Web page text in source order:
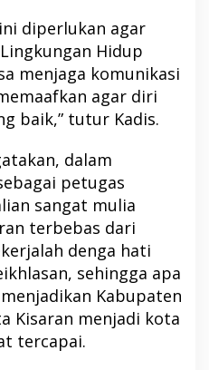
diperlukan agar
Hidup
menjaga komunikasi
agar diri
baik,” tutur Kadis.
dalam
petugas
sangat mulia
terbebas dari
denga hati
sehingga apa
Kabupaten
Kisaran menjadi kota
tercapai.